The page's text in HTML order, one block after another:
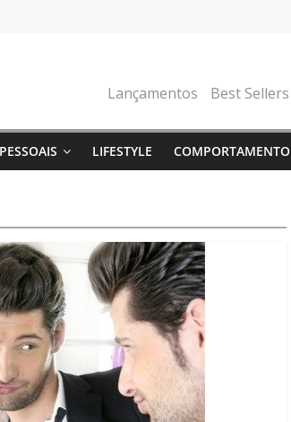
Lançamentos Best Sellers
LIFESTYLE COMPORTAMENTO